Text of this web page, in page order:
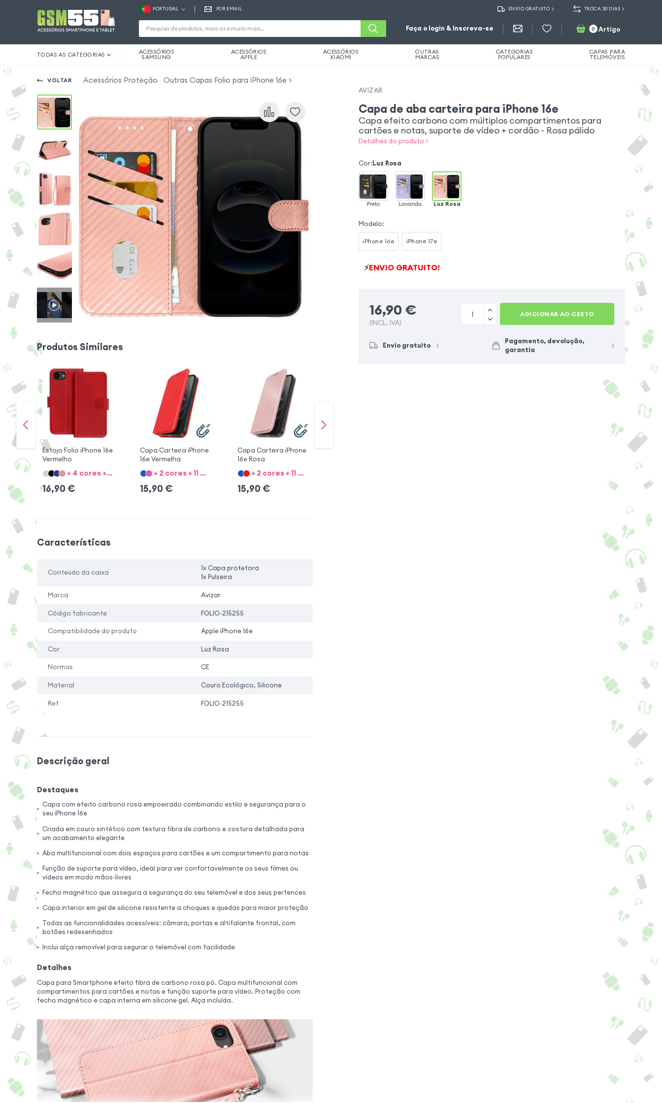
PORTUGAL POR EMAIL ENVIO GRATUITO TROCA 30 DIAS
Faça o login & Inscreva-se 0 Artigo
TODAS AS CATEGORIAS ACESSÓRIOS
SAMSUNG
ACESSÓRIOS
APPLE
ACESSÓRIOS
XIAOMI
OUTRAS
MARCAS
CATEGORIAS
POPULARES
CAPAS PARA
TELEMÓVEIS
VOLTAR Acessórios Proteção Outras Capas Folio para iPhone 16e
Produtos Similares
Estojo Folio iPhone 16e
Vermelho
+ 4 cores + 11 Opções
16,90 €
Capa Carteira iPhone
16e Vermelha
+ 2 cores + 11 Opções
15,90 €
Capa Carteira iPhone
16e Rosa
+ 2 cores + 11 Opções
15,90 €
Características
Conteúdo da caixa
1x Capa protetora
1x Pulseira
Marca Avizar
Código fabricante FOLIO-215255
Compatibilidade do produto Apple iPhone 16e
Cor Luz Rosa
Normas CE
Material Couro Ecológico, Silicone
Ref FOLIO-215255
Descrição geral
Destaques
Capa com efeito carbono rosa empoeirado combinando estilo e segurança para o
seu iPhone 16e
Criada em couro sintético com textura fibra de carbono e costura detalhada para
um acabamento elegante
Aba multifuncional com dois espaços para cartões e um compartimento para notas
Função de suporte para vídeo, ideal para ver confortavelmente os seus filmes ou
vídeos em modo mãos-livres
Fecho magnético que assegura a segurança do seu telemóvel e dos seus pertences
Capa interior em gel de silicone resistente a choques e quedas para maior proteção
Todas as funcionalidades acessíveis: câmara, portas e altifalante frontal, com
botões redesenhados
Inclui alça removível para segurar o telemóvel com facilidade
Detalhes
Capa para Smartphone efeito fibra de carbono rosa pó. Capa multifuncional com
compartimentos para cartões e notas e função suporte para vídeo. Proteção com
fecho magnético e capa interna em silicone gel. Alça incluída.
AVIZAR
Capa de aba carteira para iPhone 16e
Capa efeito carbono com múltiplos compartimentos para
cartões e notas, suporte de vídeo + cordão - Rosa pálido
Detalhes do produto >
Cor:Luz Rosa
Preto Lavanda Luz Rosa
Modelo:
iPhone 16e iPhone 17e
⚡ENVIO GRATUITO!
16,90 €
(INCL. IVA)
ADICIONAR AO CESTO
Envio gratuito
Pagamento, devolução,
garantia